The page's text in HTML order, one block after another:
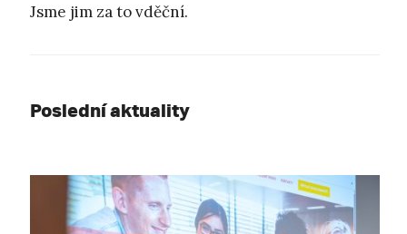
Jsme jim za to vděční.
Poslední aktuality